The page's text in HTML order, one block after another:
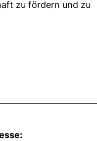
zu fördern und zu